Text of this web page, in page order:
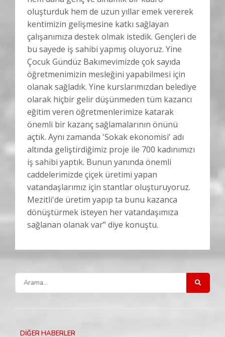
oluşturduk hem de uzun yıllar emek vererek
kentimizin gelişmesine katkı sağlayan
çalışanımıza destek olmak istedik. Gençleri de
bu sayede iş sahibi yapmış oluyoruz. Yine
Çocuk Gündüz Bakımevimizde çok sayıda
öğretmenimizin mesleğini yapabilmesi için
olanak sağladık. Yine kurslarımızdan belediye
olarak hiçbir gelir düşünmeden tüm kazancı
eğitim veren öğretmenlerimize katarak
önemli bir kazanç sağlamalarının önünü
açtık. Aynı zamanda 'Sokak ekonomisi' adı
altında geliştirdiğimiz proje ile 700 kadınımızı
iş sahibi yaptık. Bunun yanında önemli
caddelerimizde çiçek üretimi yapan
vatandaşlarımız için stantlar oluşturuyoruz.
Mezitli'de üretim yapıp ta bunu kazanca
dönüştürmek isteyen her vatandaşımıza
sağlanan olanak var” diye konuştu.
DİĞER HABERLER